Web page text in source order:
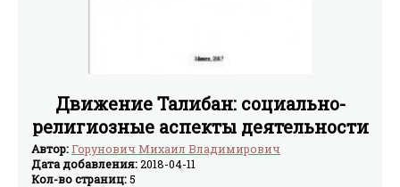
Движение Талибан: социально-
религиозные аспекты деятельности
сообщества
Автор:Горунович Михаил Владимирович
Дата добавления:2018-04-11
Кол-во страниц: 5